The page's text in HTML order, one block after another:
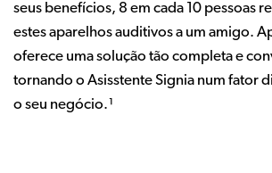
seus benefícios, 8 em cada 10 pessoas
estes aparelhos auditivos a um amigo.
oferece uma solução tão completa e
tornando o Asisstente Signia num fator
o seu negócio.¹